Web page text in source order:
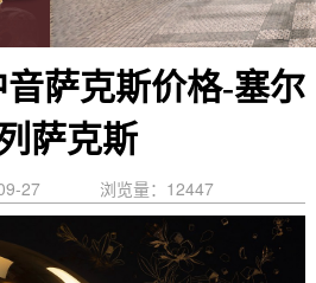
萨克斯价格-塞尔
萨克斯
27 浏览量： 12447